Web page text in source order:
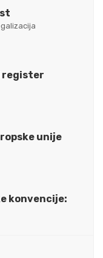
register
unije
konvencije: